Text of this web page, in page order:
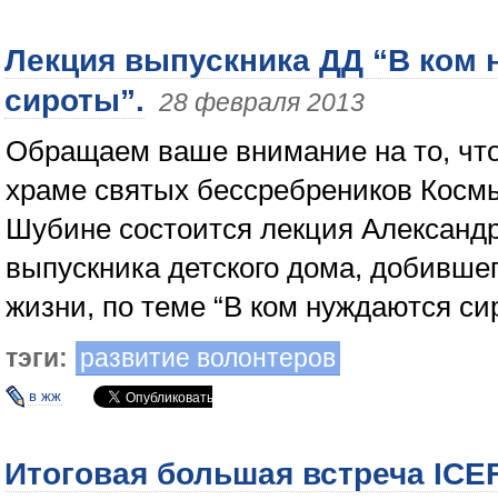
Лекция выпускника ДД “В ком
сироты”. 28 февраля 2013
Обращаем ваше внимание на то,
храме святых бессребреников
Шубине состоится лекция
выпускника детского дома,
жизни, по теме “В ком нуждаются
тэги: развитие волонтеров
в жж
Итоговая большая встреча